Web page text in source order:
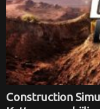
Construction